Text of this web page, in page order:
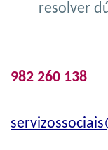
resolver
982 260 138